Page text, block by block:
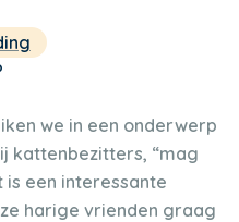
we in een onderwerp
kattenbezitters, “mag
is een interessante
harige vrienden graag